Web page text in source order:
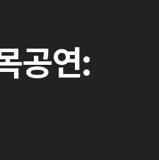
공연: